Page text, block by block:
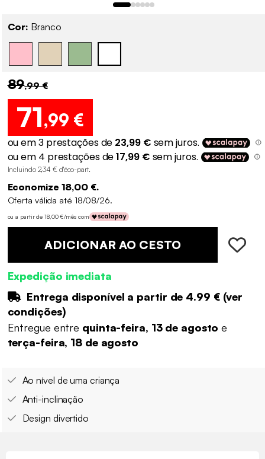
Cor: Branco
89,99 €
71,99 €
Incluindo 2,34 € d'éco-part.
Economize 18,00 €.
Oferta válida até 18/08/26.
ou a partir de 18,00 €/mês com
ADICIONAR AO CESTO
Expedição imediata
Entrega disponível a partir de 4.99 €(ver
condições)
Entregue entre quinta-feira, 13 de agostoe
terça-feira, 18 de agosto
Ao nível de uma criança
Anti-inclinação
Design divertido